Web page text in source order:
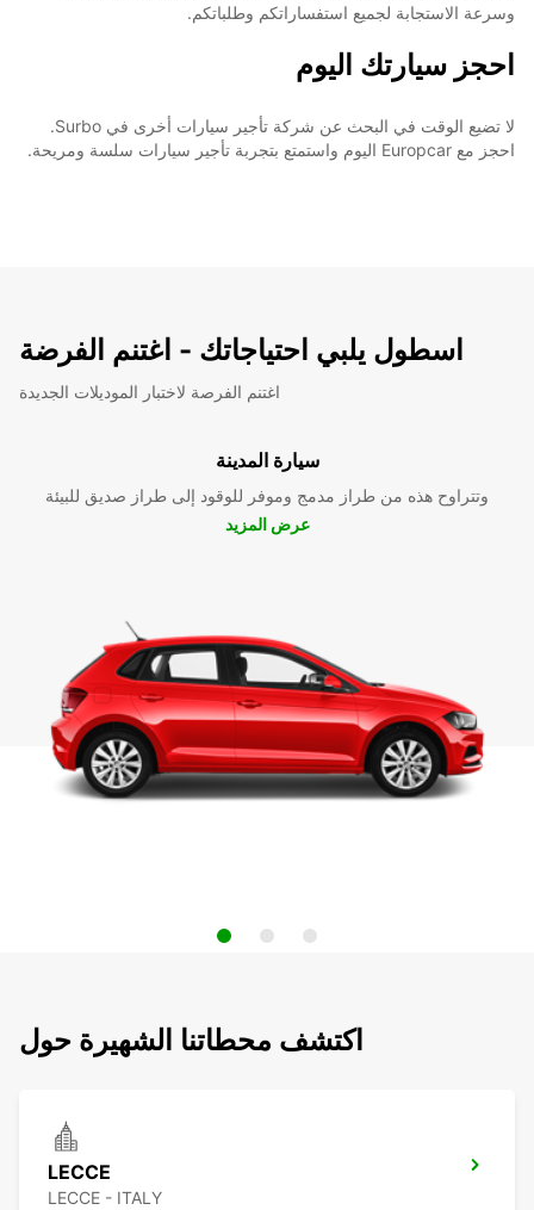
وسرعة الاستجابة لجميع استفساراتكم وطلباتكم.
احجز سيارتك اليوم
لا تضيع الوقت في البحث عن شركة تأجير سيارات أخرى في Surbo.
احجز مع Europcar اليوم واستمتع بتجربة تأجير سيارات سلسة ومريحة.
اسطول يلبي احتياجاتك - اغتنم الفرضة
اغتنم الفرصة لاختبار الموديلات الجديدة
سيارة المدينة
وتتراوح هذه من طراز مدمج وموفر للوقود إلى طراز صديق للبيئة
عرض المزيد
اكتشف محطاتنا الشهيرة حول
LECCE
LECCE - ITALY